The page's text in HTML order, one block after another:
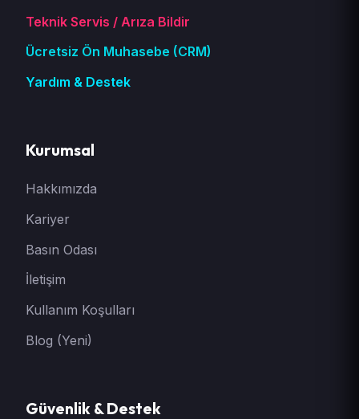
Teknik Servis / Arıza Bildir
Ücretsiz Ön Muhasebe (CRM)
Yardım & Destek
Kurumsal
Hakkımızda
Kariyer
Basın Odası
İletişim
Kullanım Koşulları
Blog (Yeni)
Güvenlik & Destek